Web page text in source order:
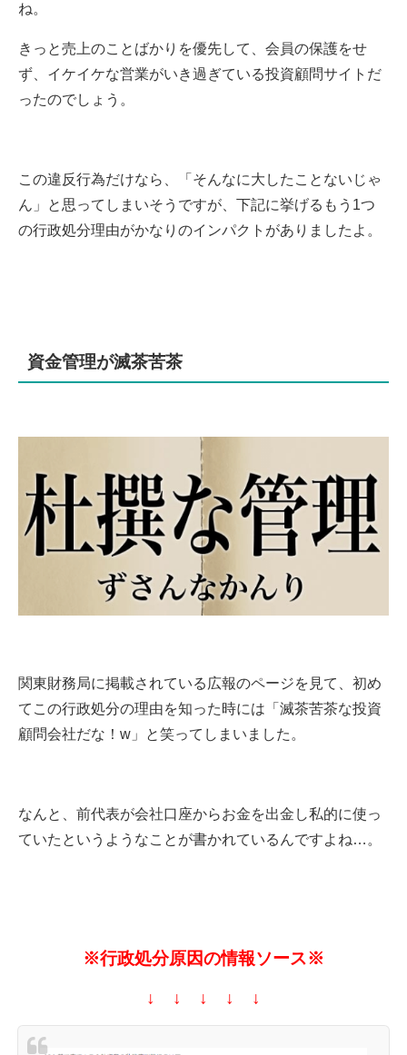
ね。
きっと売上のことばかりを優先して、会員の保護をせ
ず、イケイケな営業がいき過ぎている投資顧問サイトだ
ったのでしょう。
この違反行為だけなら、「そんなに大したことないじゃ
ん」と思ってしまいそうですが、下記に挙げるもう1つ
の行政処分理由がかなりのインパクトがありましたよ。
資金管理が滅茶苦茶
関東財務局に掲載されている広報のページを見て、初め
てこの行政処分の理由を知った時には「滅茶苦茶な投資
顧問会社だな！w」と笑ってしまいました。
なんと、前代表が会社口座からお金を出金し私的に使っ
ていたというようなことが書かれているんですよね…。
※行政処分原因の情報ソース※
↓ ↓ ↓ ↓ ↓